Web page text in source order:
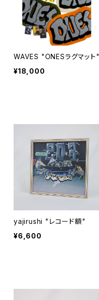
WAVES "ONESラグマット"
¥18,000
yajirushi "レコード額"
¥6,600